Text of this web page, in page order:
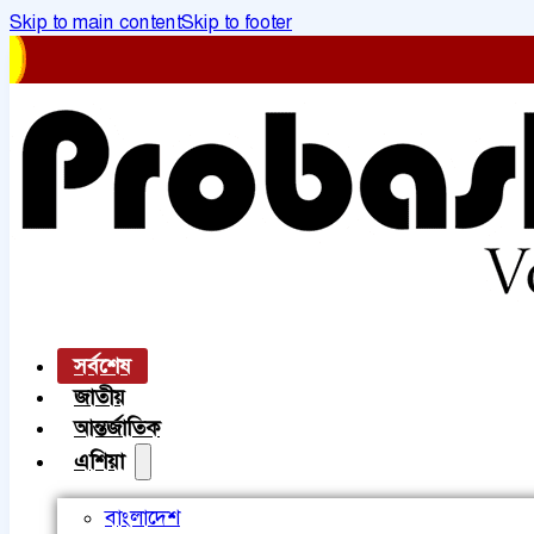
Skip to main contentSkip to footer
সর্বশেষ
জাতীয়
আন্তর্জাতিক
এশিয়া
বাংলাদেশ